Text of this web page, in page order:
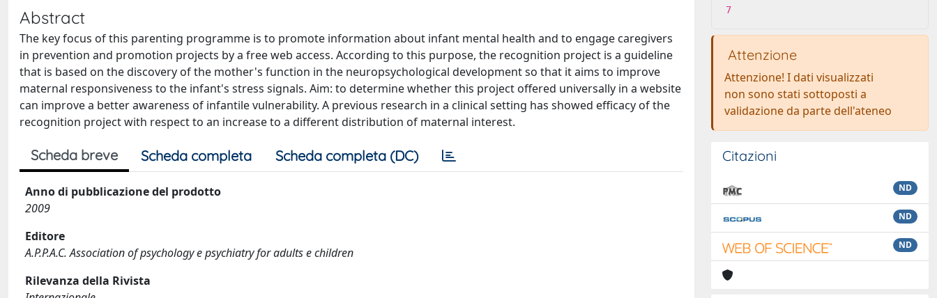
Abstract
The key focus of this parenting programme is to promote information about infant mental health and to engage caregivers
in prevention and promotion projects by a free web access. According to this purpose, the recognition project is a guideline
that is based on the discovery of the mother's function in the neuropsychological development so that it aims to improve
maternal responsiveness to the infant's stress signals. Aim: to determine whether this project offered universally in a website
can improve a better awareness of infantile vulnerability. A previous research in a clinical setting has showed efficacy of the
recognition project with respect to an increase to a different distribution of maternal interest.
Scheda breve Scheda completa Scheda completa (DC)
Anno di pubblicazione del prodotto
2009
Editore
A.P.P.A.C. Association of psychology e psychiatry for adults e children
Rilevanza della Rivista
7
Attenzione
Attenzione! I dati visualizzati
non sono stati sottoposti a
validazione da parte dell'ateneo
Citazioni
ND
ND
ND